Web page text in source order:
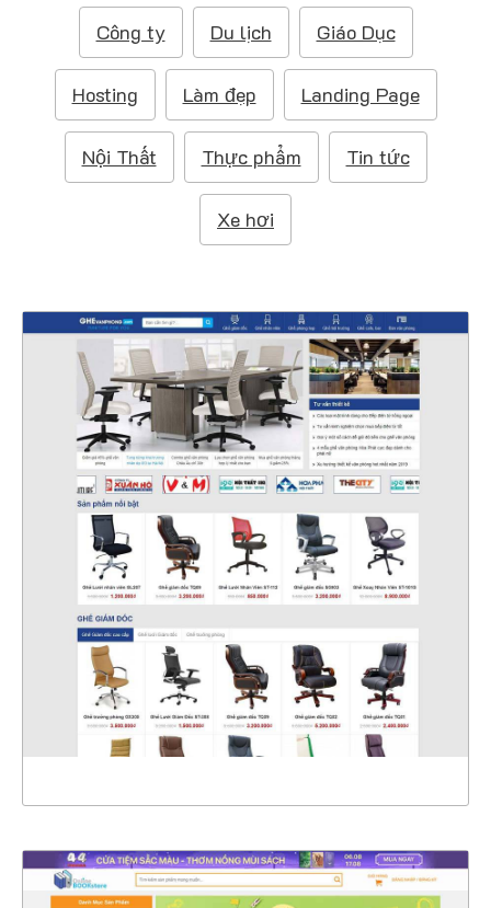
ế
m
Công ty Du lịch Giáo Dục
Hosting Làm đẹp Landing Page
Nội Thất Thực phẩm Tin tức
Xe hơi
47124
CHI TIẾT
XEM THỰC TẾ